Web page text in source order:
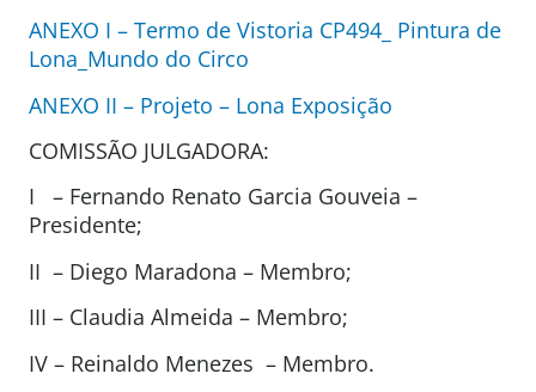
ANEXO I – Termo de Vistoria CP494_ Pintura de
Lona_Mundo do Circo
ANEXO II – Projeto – Lona Exposição
COMISSÃO JULGADORA:
I – Fernando Renato Garcia Gouveia –
Presidente;
II – Diego Maradona – Membro;
III – Claudia Almeida – Membro;
IV – Reinaldo Menezes – Membro.